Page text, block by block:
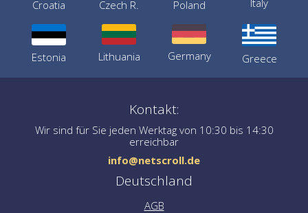
Croatia Czech R. Poland
Estonia Lithuania Germany Greece
Kontakt:
Wir sind für Sie jeden Werktag von 10:30 bis 14:30
erreichbar
info@netscroll.de
Deutschland
AGB